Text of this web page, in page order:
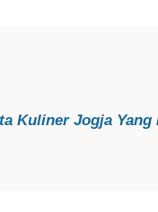
Kuliner Jogja